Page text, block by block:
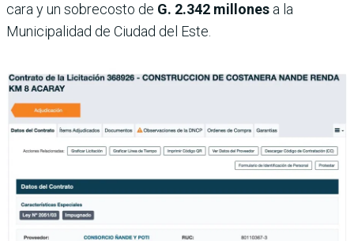
cara y un sobrecosto de G. 2.342 millones a la
Municipalidad de Ciudad del Este.